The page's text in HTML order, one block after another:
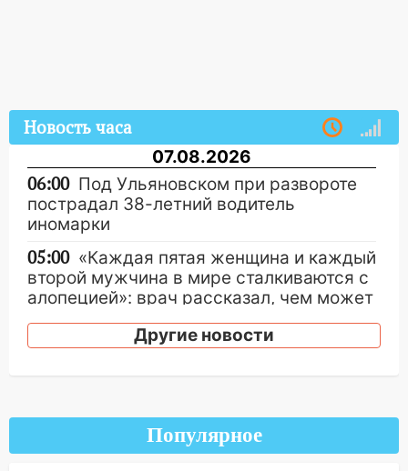
Новость часа
07.08.2026
06:00 Под Ульяновском при развороте
пострадал 38-летний водитель
иномарки
05:00 «Каждая пятая женщина и каждый
второй мужчина в мире сталкиваются с
алопецией»: врач рассказал, чем может
быть вызвано облысение и как с этим
06.08.2026
Другие новости
Популярное